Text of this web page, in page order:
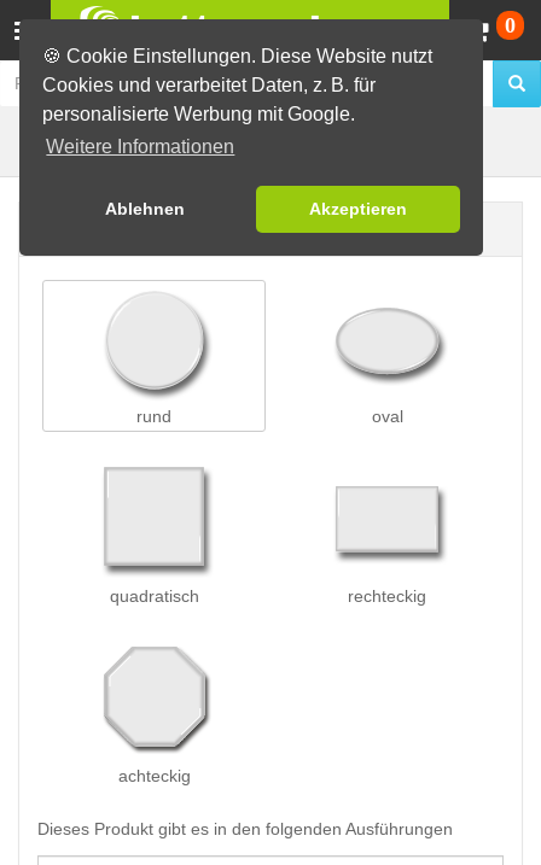
🍪 Cookie Einstellungen. Diese Website nutzt
Cookies und verarbeitet Daten, z. B. für
personalisierte Werbung mit Google.
Weitere Informationen
Ablehnen Akzeptieren
0
Buttons erstellen Flaschenöffnerbuttons
rund oval
quadratisch rechteckig
achteckig
Dieses Produkt gibt es in den folgenden Ausführungen